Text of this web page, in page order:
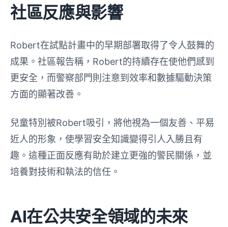
社區反應與影響
Robert在試點計畫中的早期部署取得了令人鼓舞的
成果。社區報告稱，Robert的持續存在使他們感到
更安全，而警察部門則注意到效率和數據驅動決策
方面的顯著改善。
兒童特別被Robert吸引，將他視為一個友善、平易
近人的形象，使學習安全知識變得引人入勝且有
趣。這種正面反應有助於建立更強的警民關係，並
培養對技術和執法的信任。
AI在公共安全領域的未來